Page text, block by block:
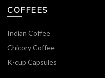
COFFEES
Indian Coffee
Chicory Coffee
K-cup Capsules